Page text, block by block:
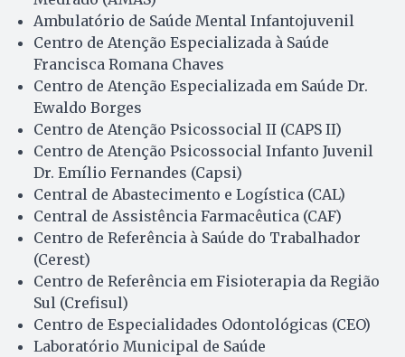
Ambulatório de Saúde Mental Infantojuvenil
Centro de Atenção Especializada à Saúde
Francisca Romana Chaves
Centro de Atenção Especializada em Saúde Dr.
Ewaldo Borges
Centro de Atenção Psicossocial II (CAPS II)
Centro de Atenção Psicossocial Infanto Juvenil
Dr. Emílio Fernandes (Capsi)
Central de Abastecimento e Logística (CAL)
Central de Assistência Farmacêutica (CAF)
Centro de Referência à Saúde do Trabalhador
(Cerest)
Centro de Referência em Fisioterapia da Região
Sul (Crefisul)
Centro de Especialidades Odontológicas (CEO)
Laboratório Municipal de Saúde